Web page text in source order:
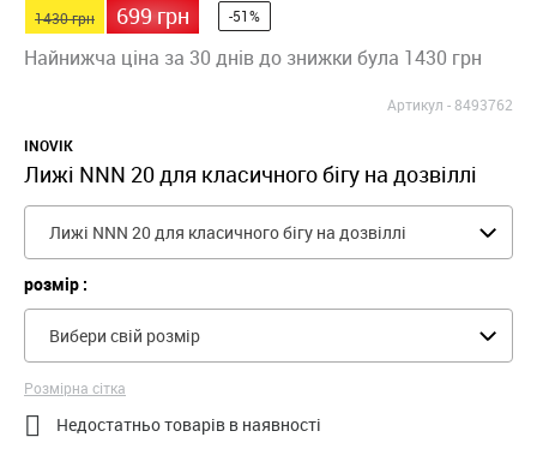
1430 грн 699 грн -51%
Найнижча ціна за 30 днів до знижки була 1430 грн
Артикул -8493762
INOVIK
Лижі NNN 20 для класичного бігу на дозвіллі
Лижі NNN 20 для класичного бігу на дозвіллі
розмір :
Вибери свій розмір
Розмірна сітка
 Недостатньо товарів в наявності